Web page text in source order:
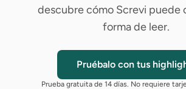
descubre cómo Screvi puede
forma de leer.
Pruébalo con tus
Prueba gratuita de 14 días. No requiere